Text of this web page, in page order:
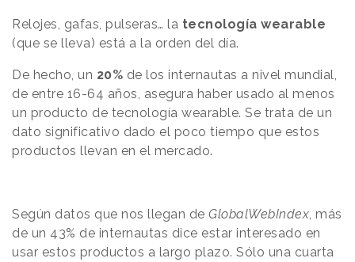
Relojes, gafas, pulseras… la tecnología wearable
(que se lleva) está a la orden del día.
De hecho, un 20% de los internautas a nivel mundial,
de entre 16-64 años, asegura haber usado al menos
un producto de tecnología wearable. Se trata de un
dato significativo dado el poco tiempo que estos
productos llevan en el mercado.
Según datos que nos llegan de GlobalWebIndex , más
de un 43% de internautas dice estar interesado en
usar estos productos a largo plazo. Sólo una cuarta